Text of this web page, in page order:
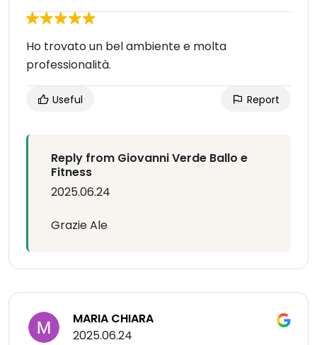
Ho trovato un bel ambiente e molta
professionalità.
Useful Report
Reply from Giovanni Verde Ballo e
Fitness
2025.06.24
Grazie Ale
MARIA CHIARA
2025.06.24